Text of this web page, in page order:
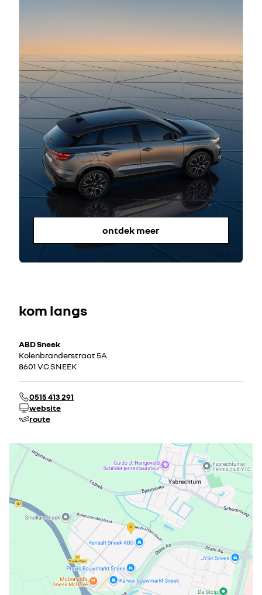
ontdek meer
kom langs
ABD Sneek
Kolenbranderstraat 5A
8601 VC SNEEK
0515 413 291
website
route